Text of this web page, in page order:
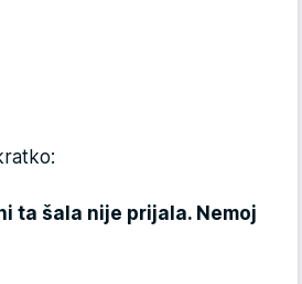
ta šala nije prijala. Nemoj